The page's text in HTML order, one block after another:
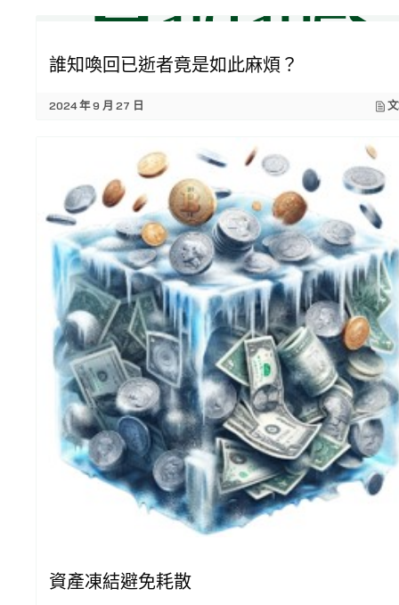
誰知喚回已逝者竟是如此麻煩？
2024 年 9 月 27 日
資產凍結避免耗散